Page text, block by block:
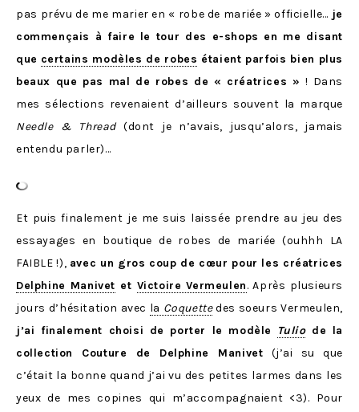
pas prévu de me marier en « robe de mariée » officielle… je
commençais à faire le tour des e-shops en me disant
que certains modèles de robes étaient parfois bien plus
beaux que pas mal de robes de « créatrices »! Dans
mes sélections revenaient d’ailleurs souvent la marque
Needle & Thread (dont je n’avais, jusqu’alors, jamais
entendu parler)…
Et puis finalement je me suis laissée prendre au jeu des
essayages en boutique de robes de mariée (ouhhh LA
FAIBLE !), avec un gros coup de cœur pour les créatrices
Delphine Manivet et Victoire Vermeulen. Après plusieurs
jours d’hésitation avec la Coquettedes soeurs Vermeulen,
j’ai finalement choisi de porter le modèle Tuliode la
collection Couture de Delphine Manivet (j’ai su que
c’était la bonne quand j’ai vu des petites larmes dans les
yeux de mes copines qui m’accompagnaient <3). Pour